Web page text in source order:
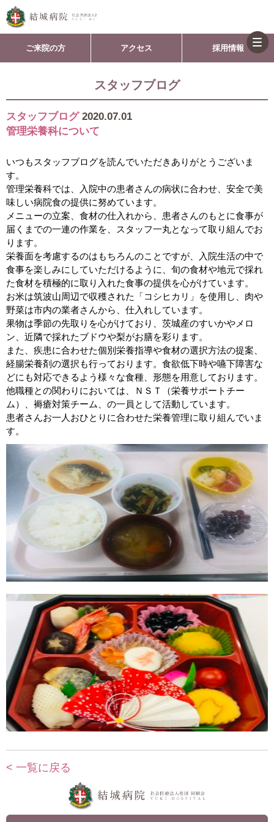
ご来院の方 アクセス 採用情報
スタッフブログ
スタッフブログ 2020.07.01
管理栄養科について
いつもスタッフブログを読んでいただきありがとうございま
す。
管理栄養科では、入院中の患者さんの病状に合わせ、安全で美
味しい病院食の提供に努めています。
メニューの立案、食材の仕入れから、患者さんのもとに食事が
届くまでの一連の作業を、スタッフ一丸となって取り組んでお
ります。
栄養面を考慮するのはもちろんのことですが、入院生活の中で
食事を楽しみにしていただけるように、旬の食材や地元で採れ
た食材を積極的に取り入れた食事の提供を心がけています。
お米は筑波山周辺で収穫された「コシヒカリ」を使用し、肉や
野菜は市内の業者さんから、仕入れしています。
果物は季節の先取りを心がけており、茨城産のすいかやメロ
ン、近隣で採れたブドウや梨がお膳を彩ります。
また、疾患に合わせた個別栄養指導や食材の選択方法の提案、
経腸栄養剤の選択も行っております。食欲低下時や嚥下障害な
どにも対応できるよう様々な食種、形態を用意しております。
他職種との関わりにおいては、ＮＳＴ（栄養サポートチー
ム）、褥瘡対策チーム、の一員として活動しています。
患者さんお一人おひとりに合わせた栄養管理に取り組んでいま
す。
< 一覧に戻る